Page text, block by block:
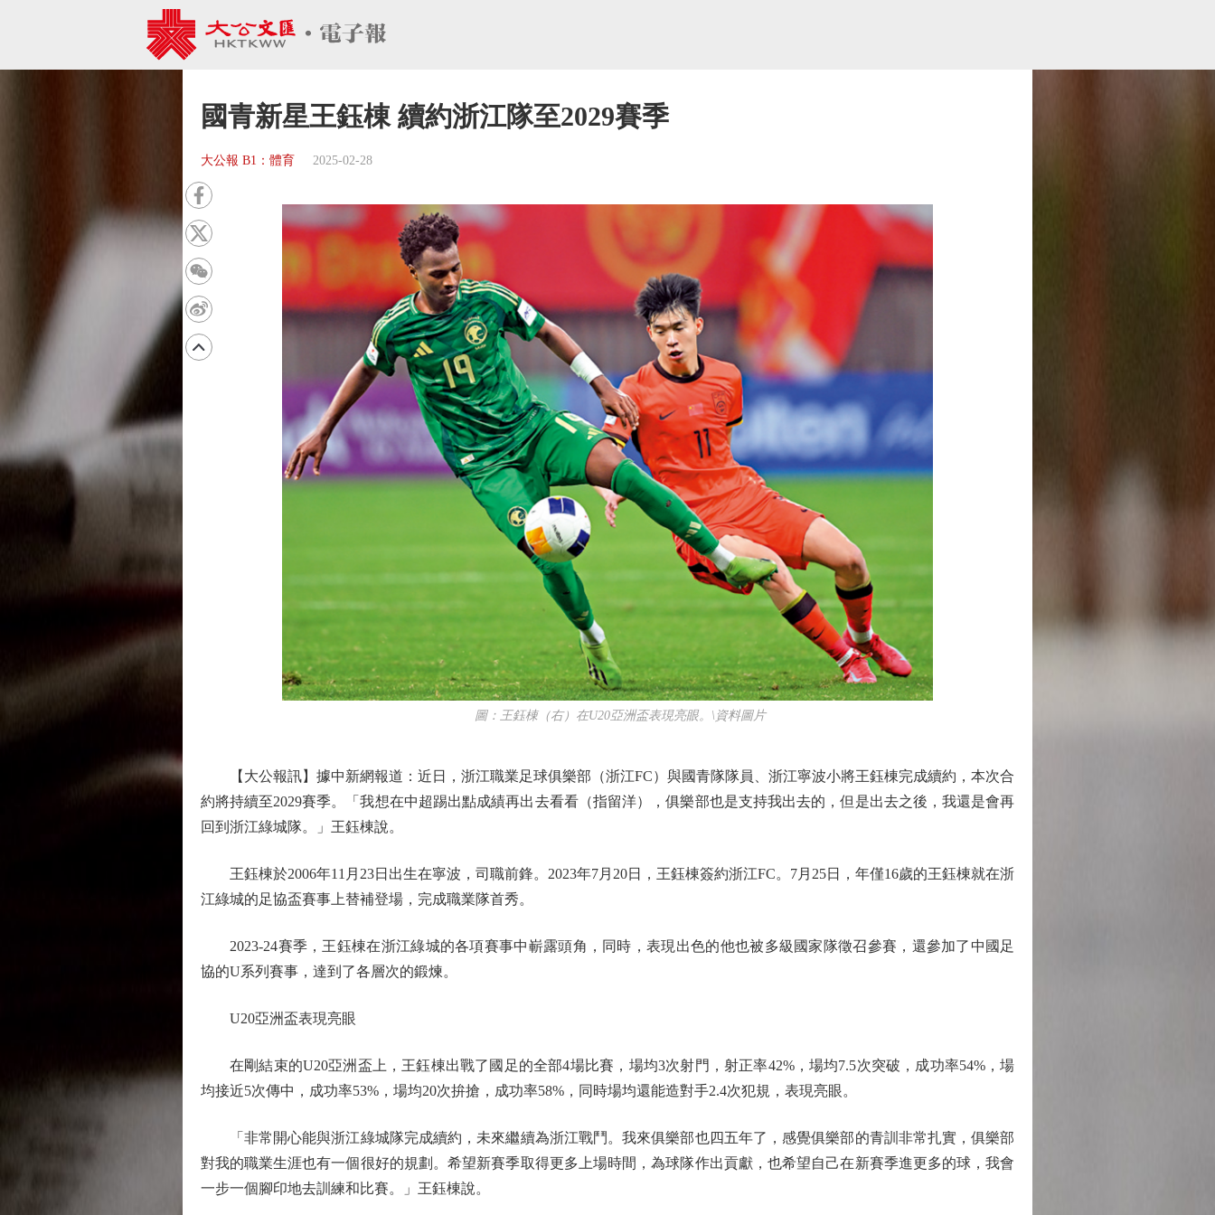
國青新星王鈺棟 續約浙江隊至2029賽季
大公報 B1：體育 2025-02-28
圖：王鈺棟（右）在U20亞洲盃表現亮眼。\資料圖片
【大公報訊】據中新網報道：近日，浙江職業足球俱樂部（浙江FC）與國青隊隊員、浙江寧波小將王鈺棟完成續約，本次合
約將持續至2029賽季。「我想在中超踢出點成績再出去看看（指留洋），俱樂部也是支持我出去的，但是出去之後，我還是會再
回到浙江綠城隊。」王鈺棟說。
王鈺棟於2006年11月23日出生在寧波，司職前鋒。2023年7月20日，王鈺棟簽約浙江FC。7月25日，年僅16歲的王鈺棟就在浙
江綠城的足協盃賽事上替補登場，完成職業隊首秀。
2023-24賽季，王鈺棟在浙江綠城的各項賽事中嶄露頭角，同時，表現出色的他也被多級國家隊徵召參賽，還參加了中國足
協的U系列賽事，達到了各層次的鍛煉。
U20亞洲盃表現亮眼
在剛結束的U20亞洲盃上，王鈺棟出戰了國足的全部4場比賽，場均3次射門，射正率42%，場均7.5次突破，成功率54%，場
均接近5次傳中，成功率53%，場均20次拚搶，成功率58%，同時場均還能造對手2.4次犯規，表現亮眼。
「非常開心能與浙江綠城隊完成續約，未來繼續為浙江戰鬥。我來俱樂部也四五年了，感覺俱樂部的青訓非常扎實，俱樂部
對我的職業生涯也有一個很好的規劃。希望新賽季取得更多上場時間，為球隊作出貢獻，也希望自己在新賽季進更多的球，我會
一步一個腳印地去訓練和比賽。」王鈺棟說。